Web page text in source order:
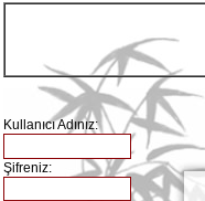
Kullanıcı Adınız:
Şifreniz: